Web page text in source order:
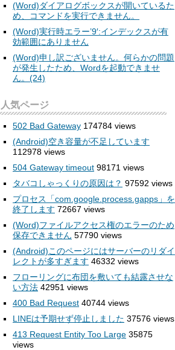
(Word)ダイアログボックスが開いているた
め、コマンドを実行できません。
(Word)実行時エラー’9′:インデックスが有
効範囲にありません
(Word)申し訳ございません。何らかの問題
が発生したため、Wordを起動できませ
ん。(24)
人気ページ
502 Bad Gateway 174784 views
(Android)空き容量が不足しています
112978 views
504 Gateway timeout 98171 views
タバコしゃっくりの原因は？ 97592 views
プロセス「com.google.process.gapps」を
終了します 72667 views
(Word)ファイルアクセス権のエラーのため
保存できません 57790 views
(Android)このページにはサーバーのリダイ
レクトが多すぎます 46332 views
フローリングに布団を敷いても結露させな
い方法 42951 views
400 Bad Request 40744 views
LINEは予期せず停止しました 37576 views
413 Request Entity Too Large 35875
views